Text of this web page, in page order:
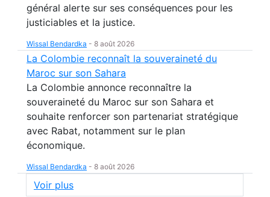
général alerte sur ses conséquences pour les
justiciables et la justice.
Wissal Bendardka - 8 août 2026
La Colombie reconnaît la souveraineté du
Maroc sur son Sahara
La Colombie annonce reconnaître la
souveraineté du Maroc sur son Sahara et
souhaite renforcer son partenariat stratégique
avec Rabat, notamment sur le plan
économique.
Wissal Bendardka - 8 août 2026
Voir plus